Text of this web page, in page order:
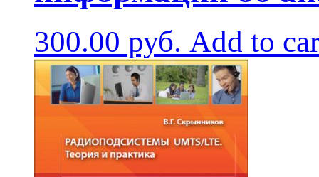
300.00 руб. Add to